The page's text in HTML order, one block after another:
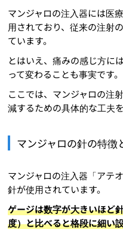
マンジャロの注入器には医
用されており、従来の注射
ています。
とはいえ、痛みの感じ方に
って変わることも事実です。
ここでは、マンジャロの注
減するための具体的な工夫
マンジャロの針の特徴
マンジャロの注入器「アテ
針が使用されています。
ゲージは数字が大きいほど
度）と比べると格段に細い